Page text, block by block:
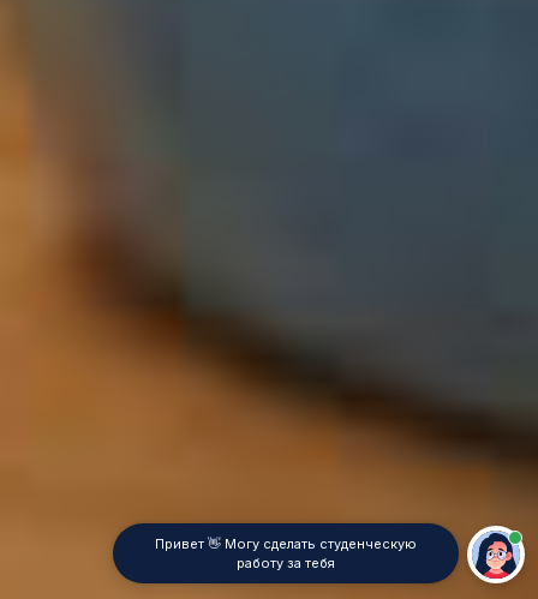
Привет 👋 Могу сделать студенческую
работу за тебя